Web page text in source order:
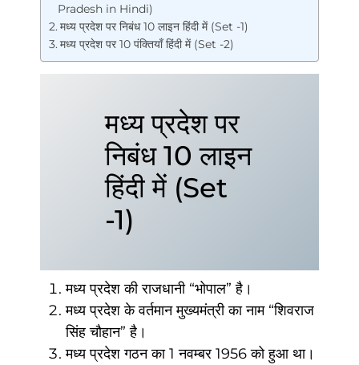
Pradesh in Hindi)
मध्य प्रदेश पर निबंध 10 लाइन हिंदी में (Set -1)
मध्य प्रदेश पर 10 पंक्तियाँ हिंदी में (Set -2)
मध्य प्रदेश पर
निबंध 10 लाइन
हिंदी में (Set
-1)
मध्य प्रदेश की राजधानी “भोपाल” है।
मध्य प्रदेश के वर्तमान मुख्यमंत्री का नाम “शिवराज
सिंह चौहान” है।
मध्य प्रदेश गठन का 1 नवम्बर 1956 को हुआ था।